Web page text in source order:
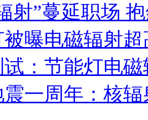
打老人 痛下狠手拳打脚踢
医生回应
权政治霸凌主义
射”蔓延职场
曝电磁辐射
：节能灯电
震一周年：核